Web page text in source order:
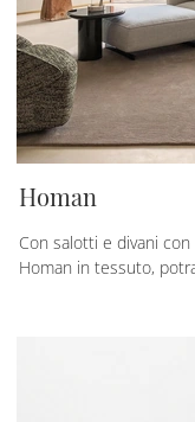
Homan
Con salotti e divani
Homan in tessuto,